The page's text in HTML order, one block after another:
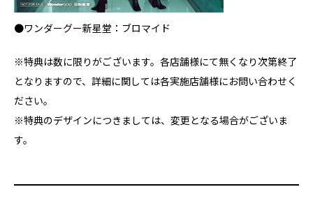
●ワンダーグー新星堂：ブロマイド
※特典は数に限りがございます。各店舗様にて無くなり次第終了
となりますので、詳細に関しては各実施店舗様にお問い合わせく
ださい。
※特典のデザインにつきましては、変更となる場合がございま
す。